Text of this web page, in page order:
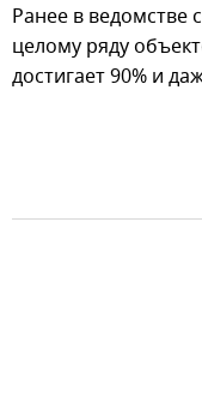
Ранее в ведомстве
целому ряду
достигает 90% и